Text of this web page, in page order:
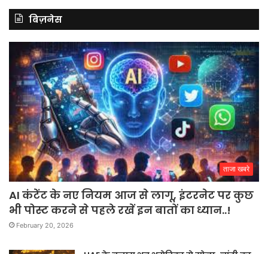
बिज़नेस
ताजा खबरे
AI कंटेंट के नए नियम आज से लागू, इंटरनेट पर कुछ
भी पोस्ट करने से पहले रखें इन बातों का ध्यान..!
February 20, 2026